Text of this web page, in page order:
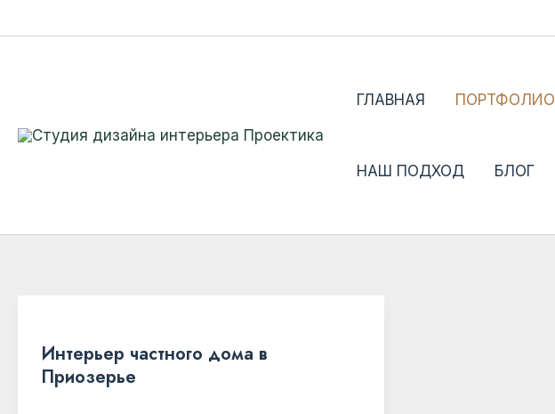
к
ГЛАВНАЯ ПОРТФОЛИО
НАШ ПОДХОД БЛОГ
Интерьер частного дома в
Приозерье